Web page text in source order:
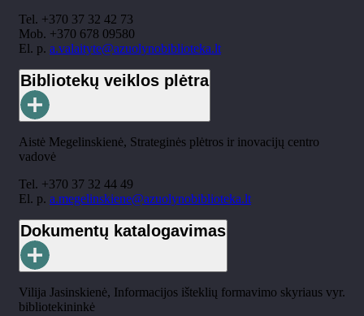
Tel. +370 37 32 42 73
Mob. +370 678 09580
El. p. a.valaityte@azuolynobiblioteka.lt
Bibliotekų veiklos plėtra
Aistė Megelinskienė, Strateginės plėtros ir inovacijų centro
vadovė
Tel. +370 37 32 44 49
El. p. a.megelinskiene@azuolynobiblioteka.lt
Dokumentų katalogavimas
Vilija Jasinskienė, Informacijos išteklių formavimo skyriaus vyr.
bibliotekininkė